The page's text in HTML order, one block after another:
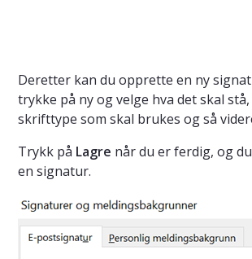
Deretter kan du opprette en ny
trykke på ny og velge hva det skal
skrifttype som skal brukes og så
Trykk på Lagre når du er ferdig, og
en signatur.